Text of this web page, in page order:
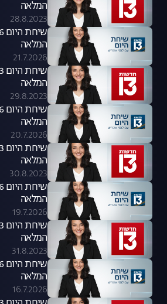
המלאה
28.8.2023
המלאה
21.7.2026
המלאה
29.8.2023
המלאה
20.7.2026
המלאה
30.8.2023
המלאה
19.7.2026
המלאה
31.8.2023
המלאה
16.7.2026